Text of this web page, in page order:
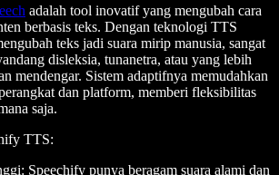
adalah tool inovatif yang mengubah cara
berbasis teks. Dengan teknologi TTS
teks jadi suara mirip manusia, sangat
disleksia, tunanetra, atau yang lebih
mendengar. Sistem adaptifnya memudahkan
dan platform, memberi fleksibilitas
saja.
TTS:
: Speechify punya beragam suara alami dan